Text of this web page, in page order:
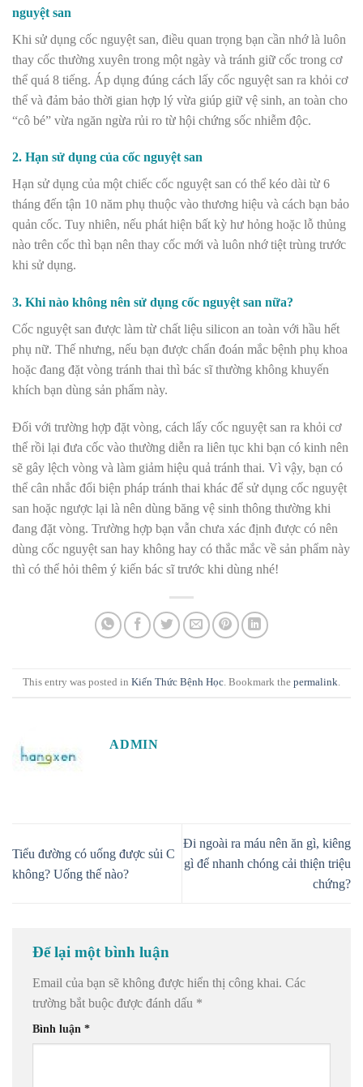
nguyệt san
Khi sử dụng cốc nguyệt san, điều quan trọng bạn cần nhớ là luôn
thay cốc thường xuyên trong một ngày và tránh giữ cốc trong cơ
thể quá 8 tiếng. Áp dụng đúng cách lấy cốc nguyệt san ra khỏi cơ
thể và đảm bảo thời gian hợp lý vừa giúp giữ vệ sinh, an toàn cho
“cô bé” vừa ngăn ngừa rủi ro từ hội chứng sốc nhiễm độc.
2. Hạn sử dụng của cốc nguyệt san
Hạn sử dụng của một chiếc cốc nguyệt san có thể kéo dài từ 6
tháng đến tận 10 năm phụ thuộc vào thương hiệu và cách bạn bảo
quản cốc. Tuy nhiên, nếu phát hiện bất kỳ hư hỏng hoặc lỗ thủng
nào trên cốc thì bạn nên thay cốc mới và luôn nhớ tiệt trùng trước
khi sử dụng.
3. Khi nào không nên sử dụng cốc nguyệt san nữa?
Cốc nguyệt san được làm từ chất liệu silicon an toàn với hầu hết
phụ nữ. Thế nhưng, nếu bạn được chẩn đoán mắc bệnh phụ khoa
hoặc đang đặt vòng tránh thai thì bác sĩ thường không khuyến
khích bạn dùng sản phẩm này.
Đối với trường hợp đặt vòng, cách lấy cốc nguyệt san ra khỏi cơ
thể rồi lại đưa cốc vào thường diễn ra liên tục khi bạn có kinh nên
sẽ gây lệch vòng và làm giảm hiệu quả tránh thai. Vì vậy, bạn có
thể cân nhắc đổi biện pháp tránh thai khác để sử dụng cốc nguyệt
san hoặc ngược lại là nên dùng băng vệ sinh thông thường khi
đang đặt vòng. Trường hợp bạn vẫn chưa xác định được có nên
dùng cốc nguyệt san hay không hay có thắc mắc về sản phẩm này
thì có thể hỏi thêm ý kiến bác sĩ trước khi dùng nhé!
This entry was posted in Kiến Thức Bệnh Học. Bookmark the permalink.
ADMIN
Tiểu đường có uống được sủi C
không? Uống thế nào?
Đi ngoài ra máu nên ăn gì, kiêng
gì để nhanh chóng cải thiện triệu
chứng?
Để lại một bình luận
Email của bạn sẽ không được hiển thị công khai. Các
trường bắt buộc được đánh dấu *
Bình luận *